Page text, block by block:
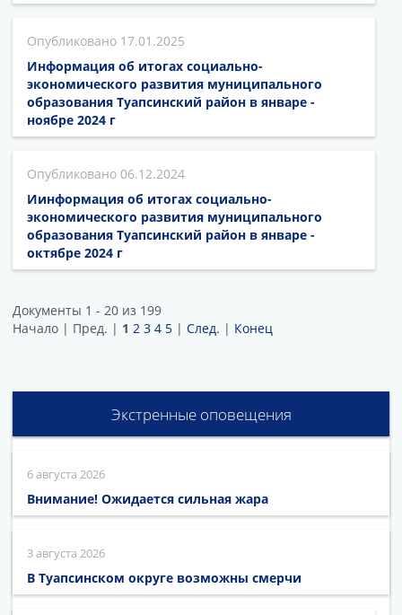
17.01.2025
Информация об итогах социально-
экономического развития муниципального
образования Туапсинский район в январе -
ноябре 2024 г
06.12.2024
Иинформация об итогах социально-
экономического развития муниципального
образования Туапсинский район в январе -
октябре 2024 г
Документы 1 - 20 из 199
Начало | Пред. | 1 2 3 4 5 | След. | Конец
Экстренные оповещения
6 августа 2026
Внимание! Ожидается сильная жара
3 августа 2026
В Туапсинском округе возможны смерчи